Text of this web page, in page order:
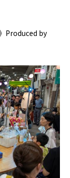
Produced by